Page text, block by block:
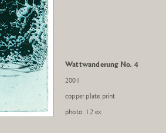
Wattwanderung No. 4
2001
copper plate print
photo: 12 ex.